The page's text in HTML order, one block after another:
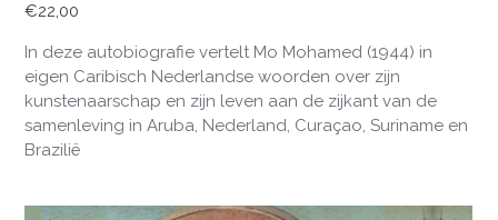
€22,00
In deze autobiografie vertelt Mo Mohamed (1944) in
eigen Caribisch Nederlandse woorden over zijn
kunstenaarschap en zijn leven aan de zijkant van de
samenleving in Aruba, Nederland, Curaçao, Suriname en
Brazilië